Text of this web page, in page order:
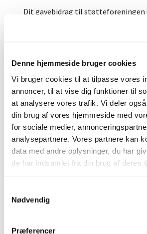
Denne hjemmeside bruger cookies
Vi bruger cookies til at tilpasse vores
annoncer, til at vise dig funktioner til
at analysere vores trafik. Vi deler
din brug af vores hjemmeside med
for sociale medier,
analysepartnere. Vores partnere kan
data med andre oplysninger, du har
de har indsamlet fra din brug af deres
Nødvendig
Præferencer
Dit gavebidrag til støtteforeningen
fradragsberettiget med 26 %. Det
hvis man indbetaler en gave på kr.
Sådan opnår du skattefradrag:
indbetaling til ovenstående
herefter automatisk til